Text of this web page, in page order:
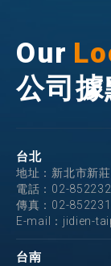
Our
公司據
台北
地址：新北市新
電話： 02-
傳真：02-
E-mail： jidien-
台南